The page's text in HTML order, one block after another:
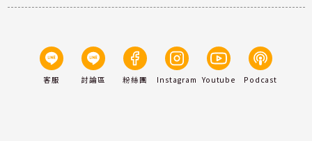
客服 討論區 粉絲團 Instagram Youtube Podcast